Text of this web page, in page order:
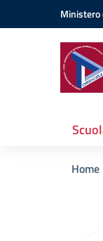
Vai ai contenuti
Vai al menu di
Home